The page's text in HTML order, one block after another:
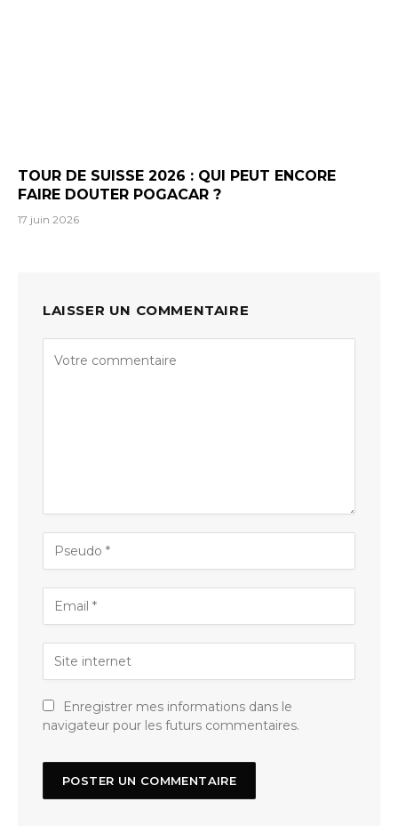
TOUR DE SUISSE 2026 : QUI PEUT ENCORE
FAIRE DOUTER POGACAR ?
17 juin 2026
LAISSER UN COMMENTAIRE
Enregistrer mes informations dans le
navigateur pour les futurs commentaires.